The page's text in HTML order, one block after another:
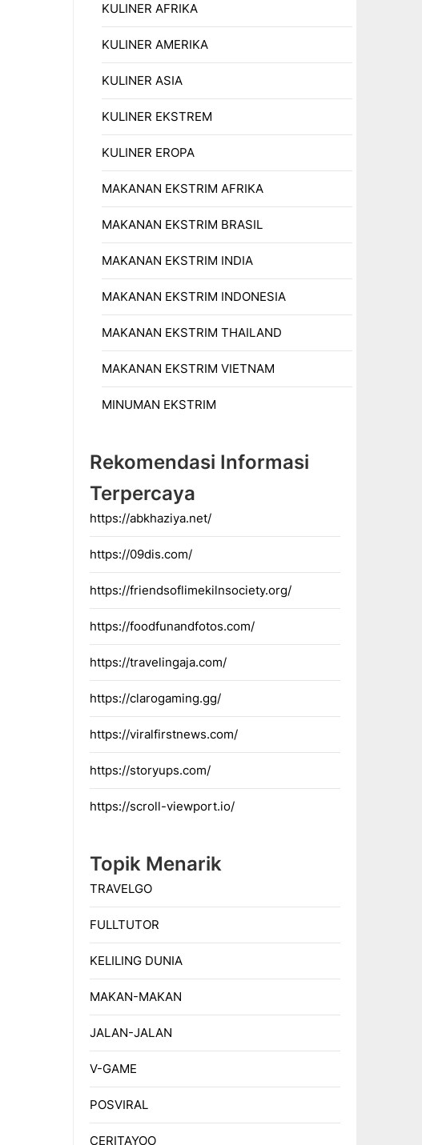
KULINER AFRIKA
KULINER AMERIKA
KULINER ASIA
KULINER EKSTREM
KULINER EROPA
MAKANAN EKSTRIM AFRIKA
MAKANAN EKSTRIM BRASIL
MAKANAN EKSTRIM INDIA
MAKANAN EKSTRIM INDONESIA
MAKANAN EKSTRIM THAILAND
MAKANAN EKSTRIM VIETNAM
MINUMAN EKSTRIM
Rekomendasi Informasi
Terpercaya
https://abkhaziya.net/
https://09dis.com/
https://friendsoflimekilnsociety.org/
https://foodfunandfotos.com/
https://travelingaja.com/
https://clarogaming.gg/
https://viralfirstnews.com/
https://storyups.com/
https://scroll-viewport.io/
Topik Menarik
TRAVELGO
FULLTUTOR
KELILING DUNIA
MAKAN-MAKAN
JALAN-JALAN
V-GAME
POSVIRAL
CERITAYOO